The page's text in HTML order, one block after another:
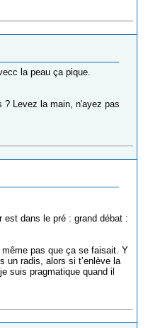
la peau ça pique.
? Levez la main, n'ayez pas
est dans le pré : grand débat :
pas que ça se faisait. Y
un radis, alors si t’enlève la
suis pragmatique quand il